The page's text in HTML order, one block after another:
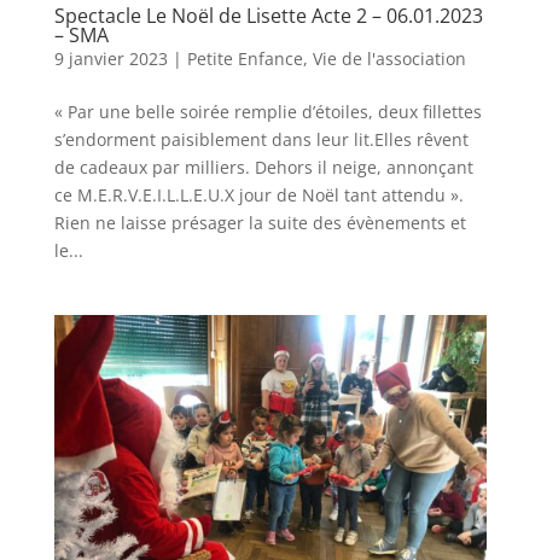
Spectacle Le Noël de Lisette Acte 2 – 06.01.2023
– SMA
9 janvier 2023 | Petite Enfance, Vie de l'association
« Par une belle soirée remplie d’étoiles, deux fillettes
s’endorment paisiblement dans leur lit.Elles rêvent
de cadeaux par milliers. Dehors il neige, annonçant
ce M.E.R.V.E.I.L.L.E.U.X jour de Noël tant attendu ».
Rien ne laisse présager la suite des évènements et
le...